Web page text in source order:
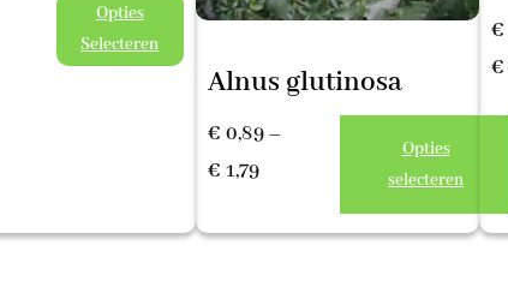
Opties
Selecteren
Alnus glutinosa
€ 0,89–
€ 1,79Prijsklasse:
tot
Opties
selecteren
€
€